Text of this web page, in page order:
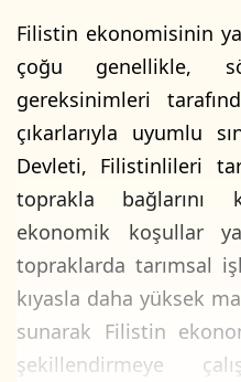
Filistin ekonomisinin
çoğu genellikle,
gereksinimleri
çıkarlarıyla uyumlu
Devleti, Filistinlileri
toprakla bağlarını
ekonomik koşullar
topraklarda tarımsal
kıyasla daha yüksek
sunarak Filistin
şekillendirmeye